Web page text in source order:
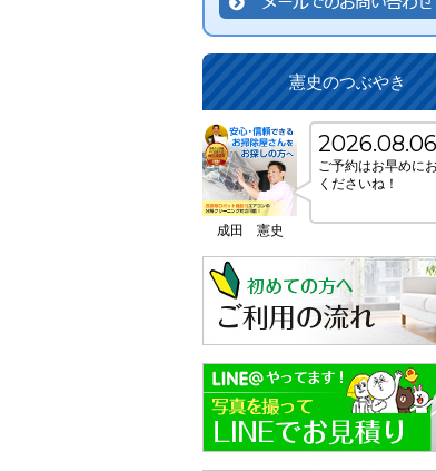
憲史のつぶやき
成田 憲史
2026.08.06
ご予約はお早めに
くださいね！